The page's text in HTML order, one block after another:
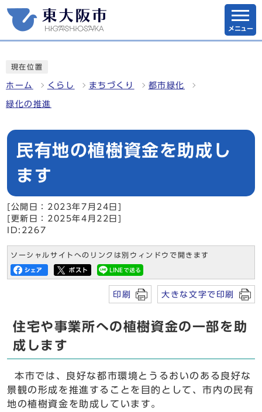
メニュー
現在位置
ホーム くらし まちづくり 都市緑化
緑化の推進
民有地の植樹資金を助成し
ます
[公開日：2023年7月24日]
[更新日：2025年4月22日]
ID:2267
ソーシャルサイトへのリンクは別ウィンドウで開きます
印刷 大きな文字で印刷
住宅や事業所への植樹資金の一部を助
成します
本市では、良好な都市環境とうるおいのある良好な
景観の形成を推進することを目的として、市内の民有
地の植樹資金を助成しています。